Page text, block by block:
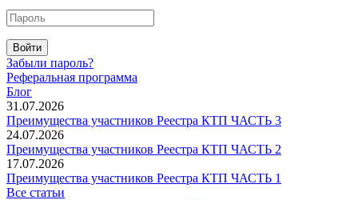
Войти
Забыли пароль?
Реферальная программа
Блог
31.07.2026
Преимущества участников Реестра КТП ЧАСТЬ 3
24.07.2026
Преимущества участников Реестра КТП ЧАСТЬ 2
17.07.2026
Преимущества участников Реестра КТП ЧАСТЬ 1
Все статьи